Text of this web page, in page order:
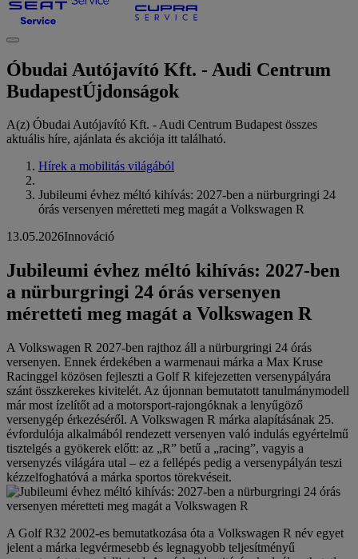
Óbudai Autójavító Kft. - Audi Centrum
BudapestÚjdonságok
A(z) Óbudai Autójavító Kft. - Audi Centrum Budapest összes
aktuális híre, ajánlata és akciója itt található.
Hírek a mobilitás világából
Jubileumi évhez méltó kihívás: 2027-ben a nürburgringi 24
órás versenyen méretteti meg magát a Volkswagen R
13.05.2026Innováció
Jubileumi évhez méltó kihívás: 2027-ben
a nürburgringi 24 órás versenyen
méretteti meg magát a Volkswagen R
A Volkswagen R 2027-ben rajthoz áll a nürburgringi 24 órás
versenyen. Ennek érdekében a warmenaui márka a Max Kruse
Racinggel közösen fejleszti a Golf R kifejezetten versenypályára
szánt összkerekes kivitelét. Az újonnan bemutatott tanulmánymodell
már most ízelítőt ad a motorsport-rajongóknak a lenyűgöző
versenygép érkezéséről. A Volkswagen R márka alapításának 25.
évfordulója alkalmából rendezett versenyen való indulás egyértelmű
tisztelgés a gyökerek előtt: az „R” betű a „racing”, vagyis a
versenyzés világára utal – ez a fellépés pedig a versenypályán teszi
kézzelfoghatóvá a márka sportos törekvéseit.
A Golf R32 2002-es bemutatkozása óta a Volkswagen R név egyet
jelent a márka legvérmesebb és legnagyobb teljesítményű